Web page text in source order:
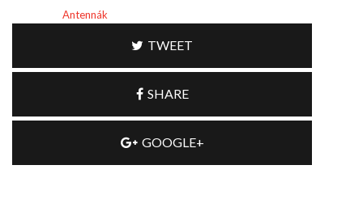
Antennák
TWEET
SHARE
GOOGLE+